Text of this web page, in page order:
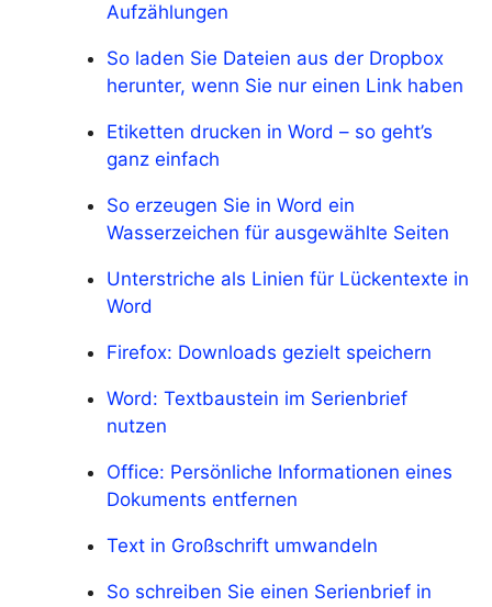
Aufzählungen
So laden Sie Dateien aus der Dropbox
herunter, wenn Sie nur einen Link haben
Etiketten drucken in Word – so geht’s
ganz einfach
So erzeugen Sie in Word ein
Wasserzeichen für ausgewählte Seiten
Unterstriche als Linien für Lückentexte in
Word
Firefox: Downloads gezielt speichern
Word: Textbaustein im Serienbrief
nutzen
Office: Persönliche Informationen eines
Dokuments entfernen
Text in Großschrift umwandeln
So schreiben Sie einen Serienbrief in